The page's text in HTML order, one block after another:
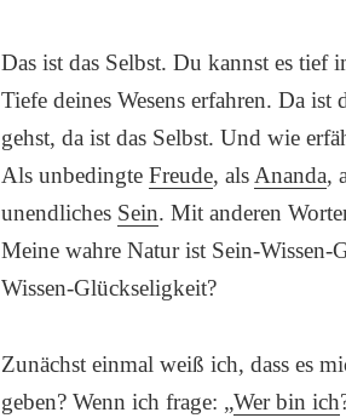
Das ist das Selbst. Du kannst es tief
Tiefe deines Wesens erfahren. Da
gehst, da ist das Selbst. Und wie
Als unbedingteFreude, als Ananda,
unendliches Sein. Mit anderen
Meine wahre Natur ist Sein-
Wissen-Glückseligkeit?
Zunächst einmal weiß ich, dass es
geben? Wenn ich frage: „Wer bin ich